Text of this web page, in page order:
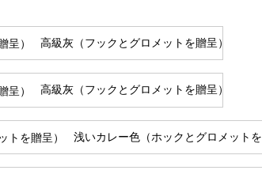
高級灰（フックとグロメットを贈呈）
高級灰（フックとグロメットを贈呈）
浅いカレー色（ホックとグロメット